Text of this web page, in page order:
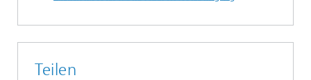
Teilen